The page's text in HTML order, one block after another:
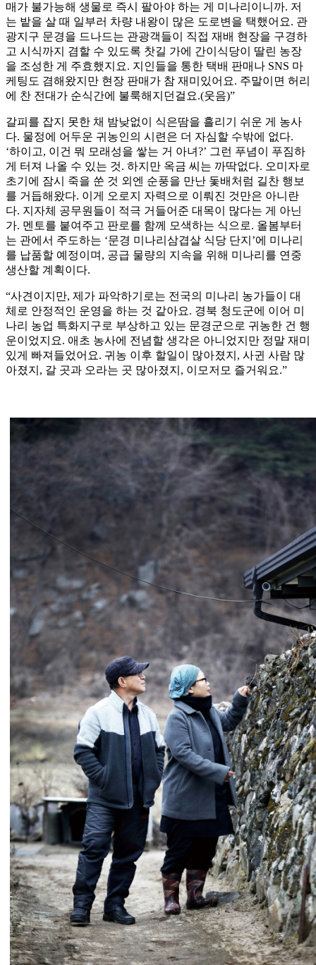
매가 불가능해 생물로 즉시 팔아야 하는 게 미나리이니까. 저
는 밭을 살 때 일부러 차량 내왕이 많은 도로변을 택했어요. 관
광지구 문경을 드나드는 관광객들이 직접 재배 현장을 구경하
고 시식까지 겸할 수 있도록 찻길 가에 간이식당이 딸린 농장
을 조성한 게 주효했지요. 지인들을 통한 택배 판매나 SNS 마
케팅도 겸해왔지만 현장 판매가 참 재미있어요. 주말이면 허리
에 찬 전대가 순식간에 불룩해지던걸요.(웃음)”
갈피를 잡지 못한 채 밤낮없이 식은땀을 흘리기 쉬운 게 농사
다. 물정에 어두운 귀농인의 시련은 더 자심할 수밖에 없다.
‘하이고, 이건 뭐 모래성을 쌓는 거 아녀?’ 그런 푸념이 푸짐하
게 터져 나올 수 있는 것. 하지만 옥금 씨는 까딱없다. 오미자로
초기에 잠시 죽을 쑨 것 외엔 순풍을 만난 돛배처럼 길찬 행보
를 거듭해왔다. 이게 오로지 자력으로 이뤄진 것만은 아니란
다. 지자체 공무원들이 적극 거들어준 대목이 많다는 게 아닌
가. 멘토를 붙여주고 판로를 함께 모색하는 식으로. 올봄부터
는 관에서 주도하는 ‘문경 미나리삼겹살 식당 단지’에 미나리
를 납품할 예정이며, 공급 물량의 지속을 위해 미나리를 연중
생산할 계획이다.
“사견이지만, 제가 파악하기로는 전국의 미나리 농가들이 대
체로 안정적인 운영을 하는 것 같아요. 경북 청도군에 이어 미
나리 농업 특화지구로 부상하고 있는 문경군으로 귀농한 건 행
운이었지요. 애초 농사에 전념할 생각은 아니었지만 정말 재미
있게 빠져들었어요. 귀농 이후 할일이 많아졌지, 사귄 사람 많
아졌지, 갈 곳과 오라는 곳 많아졌지, 이모저모 즐거워요.”